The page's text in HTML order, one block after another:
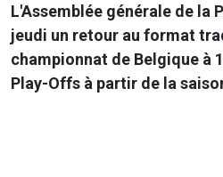
L'Assemblée générale de la
jeudi un retour au format
championnat de Belgique à
Play-Offs à partir de la